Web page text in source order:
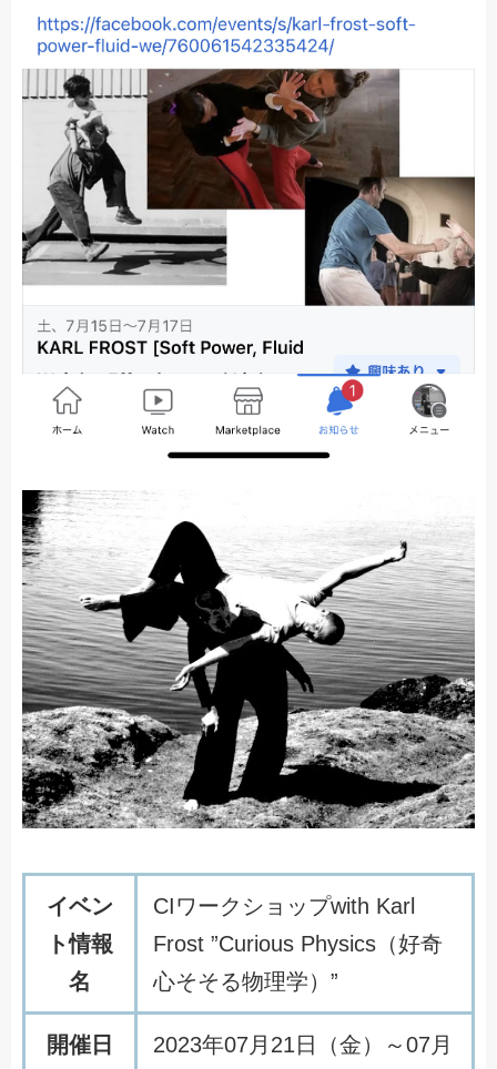
イベン
ト情報
名
CIワークショップwith Karl
Frost ”Curious Physics（好奇
心そそる物理学）”
開催日
2023年07月21日（金）～07月